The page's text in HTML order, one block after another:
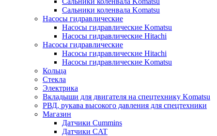
Сальники коленвала Komatsu
Насосы гидравлические
Насосы гидравлические Komatsu
Насосы гидравлические Hitachi
Насосы гидравлические
Насосы гидравлические Hitachi
Насосы гидравлические Komatsu
Кольца
Стекла
Электрика
Вкладыши для двигателя на спецтехнику Komatsu
РВД, рукава высокого давления для спецтехники
Магазин
Датчики Cummins
Датчики CAT